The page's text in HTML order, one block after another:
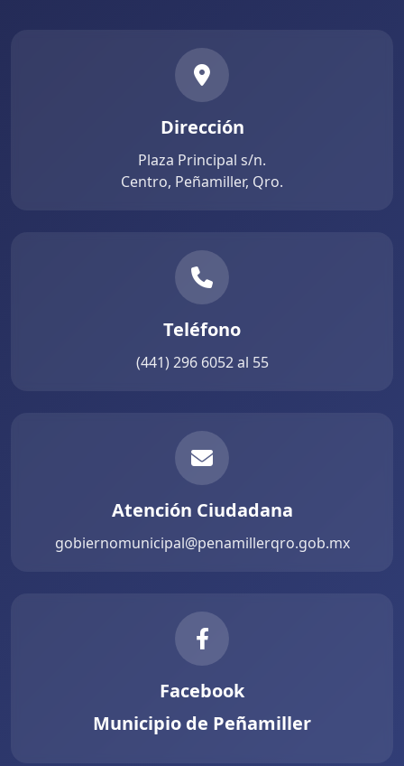
Dirección
Plaza Principal s/n.
Centro, Peñamiller, Qro.
Teléfono
(441) 296 6052 al 55
Atención Ciudadana
gobiernomunicipal@penamillerqro.gob.mx
Facebook
Municipio de Peñamiller